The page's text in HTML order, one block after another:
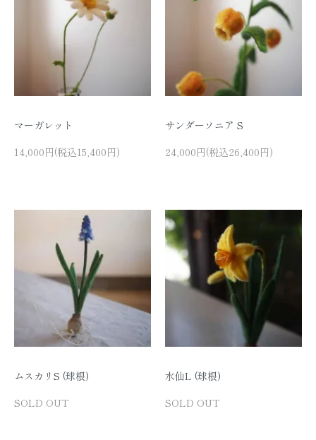
マーガレット
14,000円(税込15,400円)
サンダーソニア S
24,000円(税込26,400円)
ムスカリS (球根)
SOLD OUT
水仙L (球根)
SOLD OUT